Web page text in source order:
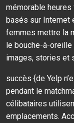
mémorable
basés sur Internet
femmes mettre la
le bouche-à-
images, stories et
succès {de Yelp
pendant le
célibataires
emplacements.